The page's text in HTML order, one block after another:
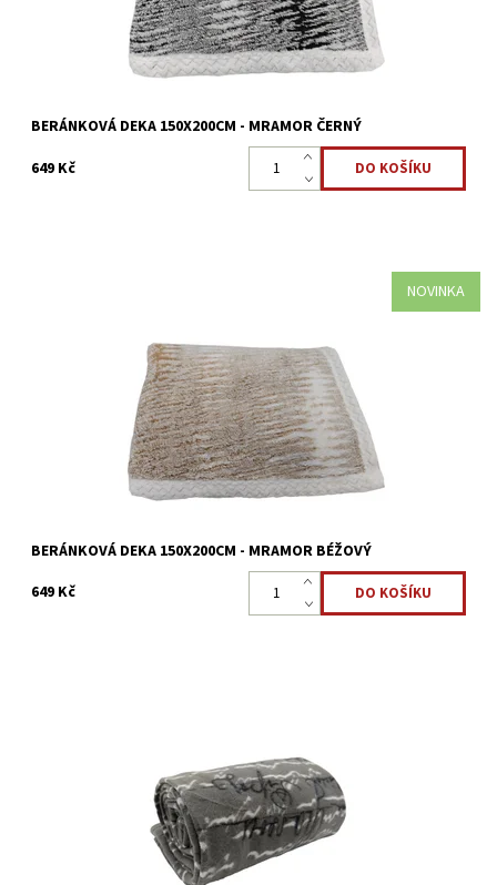
BERÁNKOVÁ DEKA 150X200CM - MRAMOR ČERNÝ
649 Kč
NOVINKA
mikroplyš a z druhé vás zahřeje "beránek". Perfektním doplňkem
do každého interiéru.
Skladem >5 ks
8595248438286
BERÁNKOVÁ DEKA 150X200CM - MRAMOR BÉŽOVÝ
649 Kč
mikrovlákna/polyester.
Skladem >5 ks
8595248439054